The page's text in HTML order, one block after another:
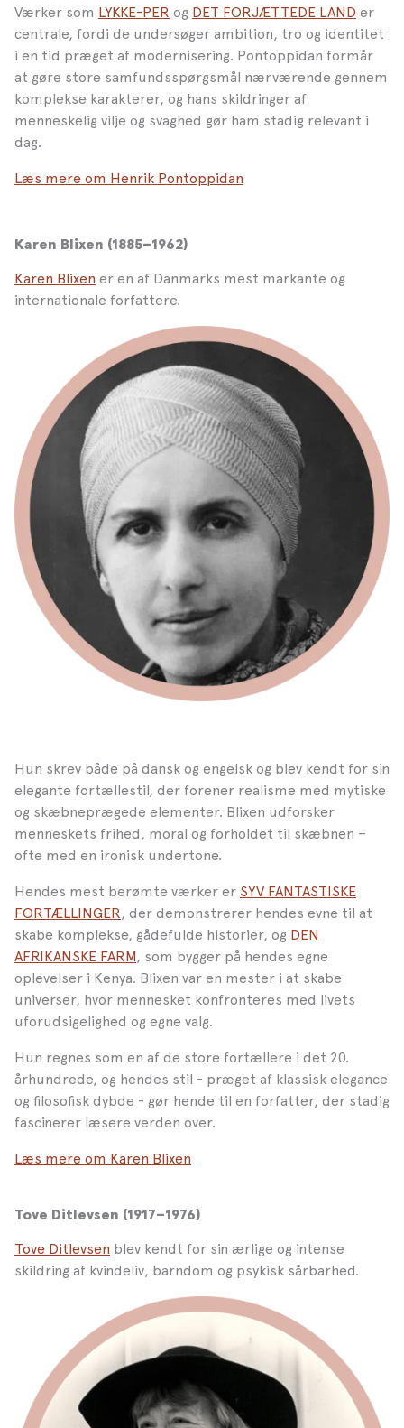
Værker som LYKKE-PER og DET FORJÆTTEDE LAND er
centrale, fordi de undersøger ambition, tro og identitet
i en tid præget af modernisering. Pontoppidan formår
at gøre store samfundsspørgsmål nærværende gennem
komplekse karakterer, og hans skildringer af
menneskelig vilje og svaghed gør ham stadig relevant i
dag.
Læs mere om Henrik Pontoppidan
Karen Blixen (1885–1962)
Karen Blixen er en af Danmarks mest markante og
internationale forfattere.
Hun skrev både på dansk og engelsk og blev kendt for sin
elegante fortællestil, der forener realisme med mytiske
og skæbneprægede elementer. Blixen udforsker
menneskets frihed, moral og forholdet til skæbnen –
ofte med en ironisk undertone.
Hendes mest berømte værker er SYV FANTASTISKE
FORTÆLLINGER, der demonstrerer hendes evne til at
skabe komplekse, gådefulde historier, og DEN
AFRIKANSKE FARM, som bygger på hendes egne
oplevelser i Kenya. Blixen var en mester i at skabe
universer, hvor mennesket konfronteres med livets
uforudsigelighed og egne valg.
Hun regnes som en af de store fortællere i det 20.
århundrede, og hendes stil - præget af klassisk elegance
og filosofisk dybde - gør hende til en forfatter, der stadig
fascinerer læsere verden over.
Læs mere om Karen Blixen
Tove Ditlevsen (1917–1976)
Tove Ditlevsen blev kendt for sin ærlige og intense
skildring af kvindeliv, barndom og psykisk sårbarhed.